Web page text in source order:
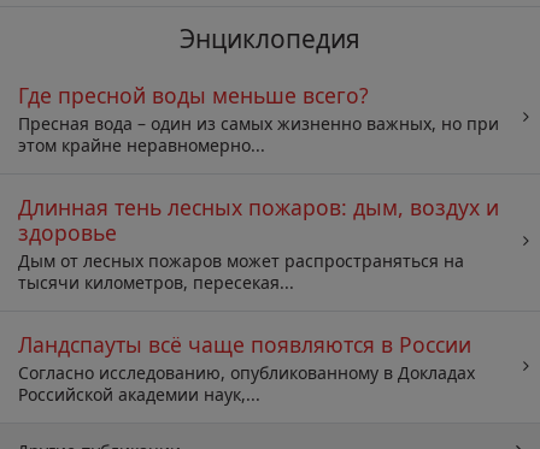
Энциклопедия
Где пресной воды меньше всего?
Пресная вода – один из самых жизненно важных, но при
этом крайне неравномерно...
Длинная тень лесных пожаров: дым, воздух и
здоровье
Дым от лесных пожаров может распространяться на
тысячи километров, пересекая...
Ландспауты всё чаще появляются в России
Согласно исследованию, опубликованному в Докладах
Российской академии наук,...